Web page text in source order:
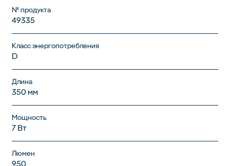
№ продукта
49335
Класс энергопотребления
D
Длина
350 мм
Мощность
7 Вт
Люмен
950